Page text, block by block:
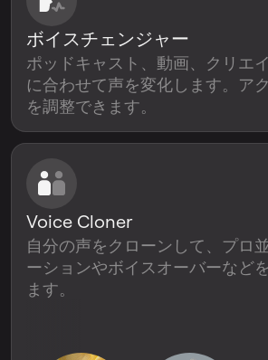
ボイスチェンジャー
ポッドキャスト、動画、クリエ
に合わせて声を変化します。ア
を調整できます。
Voice Cloner
自分の声をクローンして、プロ
ーションやボイスオーバーなど
ます。